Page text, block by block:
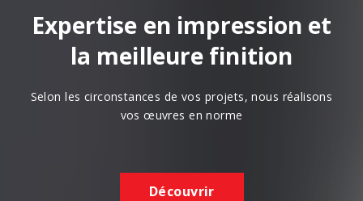
Expertise en impression et
la meilleure finition
Selon les circonstances de vos projets, nous réalisons
vos œuvres en norme
Découvrir